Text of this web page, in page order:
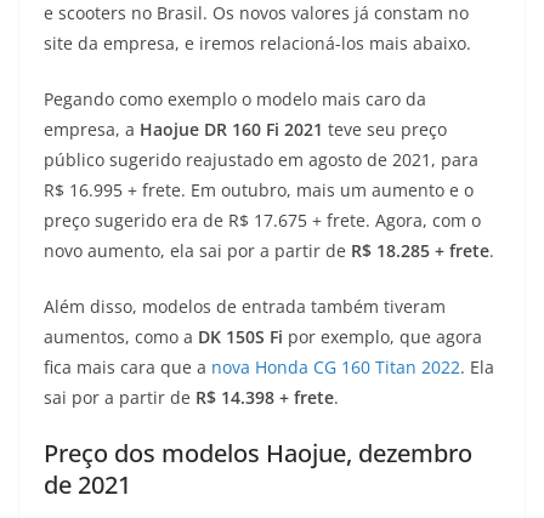
t
p
p
e
a
m
e
o
o
k
t
e
r
y
i
n
k
e scooters no Brasil. Os novos valores já constam no
site da empresa, e iremos relacioná-los mais abaixo.
Pegando como exemplo o modelo mais caro da
empresa, a Haojue DR 160 Fi 2021 teve seu preço
público sugerido reajustado em agosto de 2021, para
R$ 16.995 + frete. Em outubro, mais um aumento e o
preço sugerido era de R$ 17.675 + frete. Agora, com o
novo aumento, ela sai por a partir de R$ 18.285 + frete.
Além disso, modelos de entrada também tiveram
aumentos, como a DK 150S Fi por exemplo, que agora
fica mais cara que a nova Honda CG 160 Titan 2022. Ela
sai por a partir de R$ 14.398 + frete.
Preço dos modelos Haojue, dezembro
de 2021